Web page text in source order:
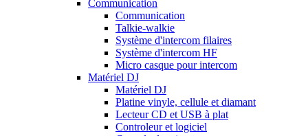
Communication
Communication
Talkie-walkie
Système d'intercom filaires
Système d'intercom HF
Micro casque pour intercom
Matériel DJ
Matériel DJ
Platine vinyle, cellule et diamant
Lecteur CD et USB à plat
Controleur et logiciel